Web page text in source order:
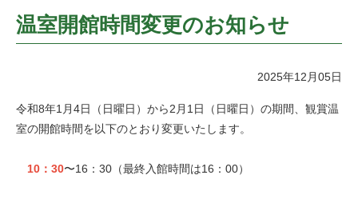
温室開館時間変更のお知らせ
2025年12月05日
令和8年1月4日（日曜日）から2月1日（日曜日）の期間、観賞温
室の開館時間を以下のとおり変更いたします。
10：30〜16：30（最終入館時間は16：00）